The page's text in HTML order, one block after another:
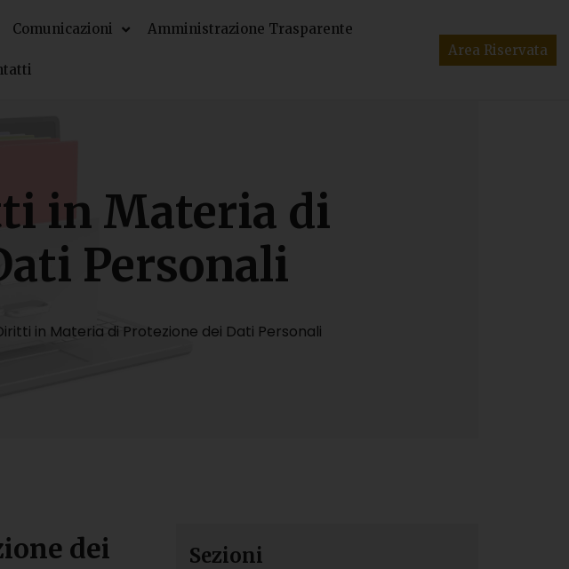
Comunicazioni Amministrazione Trasparente
Area Riservata
in Materia di
Personali
in Materia di Protezione dei Dati Personali
dei
Sezioni